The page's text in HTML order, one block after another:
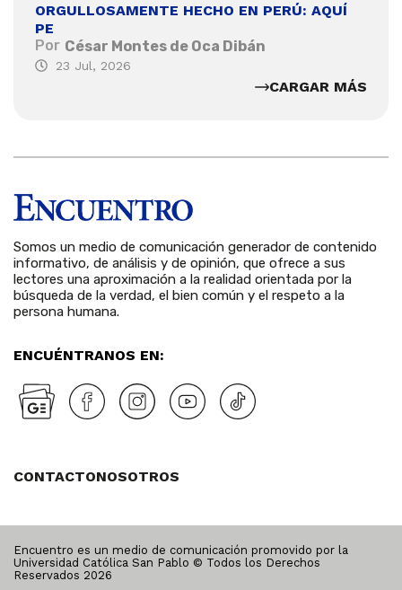
ORGULLOSAMENTE HECHO EN PERÚ: AQUÍ
PE
Por César Montes de Oca Dibán
23 Jul, 2026
CARGAR MÁS
Somos un medio de comunicación generador de contenido
informativo, de análisis y de opinión, que ofrece a sus
lectores una aproximación a la realidad orientada por la
búsqueda de la verdad, el bien común y el respeto a la
persona humana.
ENCUÉNTRANOS EN:
CONTACTONOSOTROS
Encuentro es un medio de comunicación promovido por la
Universidad Católica San Pablo © Todos los Derechos
Reservados 2026